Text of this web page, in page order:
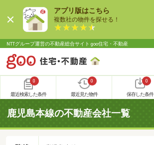
アプリ版はこちら
複数社の物件を探せる！
NTTグループ運営の不動産総合サイト goo住宅・不動産
0
最近検索した条件
0
最近見た物件
0
保存した条件
鹿児島本線の不動産会社一覧